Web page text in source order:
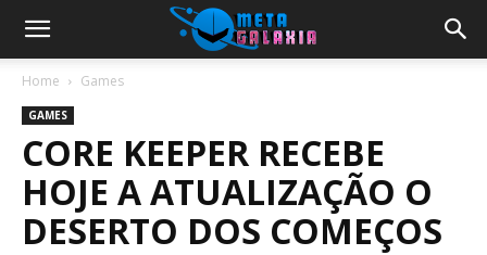
Home Games
GAMES
CORE KEEPER RECEBE
HOJE A ATUALIZAÇÃO O
DESERTO DOS COMEÇOS